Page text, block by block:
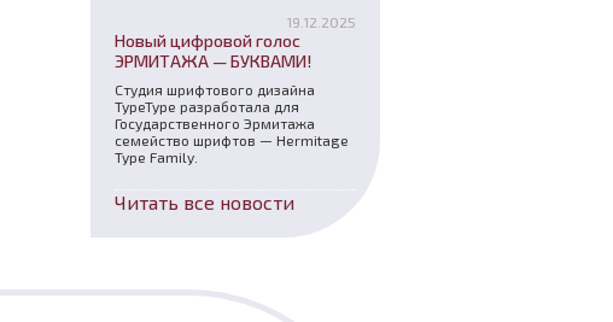
19.12.2025
Новый цифровой голос
ЭРМИТАЖА — БУКВАМИ!
Студия шрифтового дизайна
TypeType разработала для
Государственного Эрмитажа
семейство шрифтов — Hermitage
Type Family.
Читать все новости